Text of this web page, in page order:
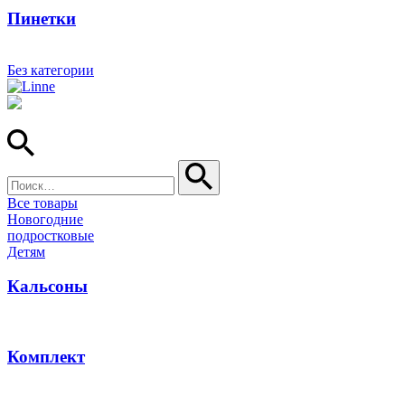
Пинетки
Без категории
Все товары
Новогодние
подростковые
Детям
Кальсоны
Комплект